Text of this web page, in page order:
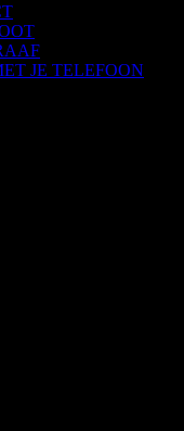
JE TELEFOON